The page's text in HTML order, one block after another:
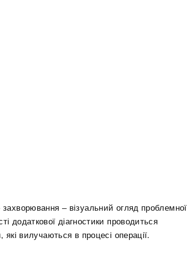
– візуальний огляд проблемної
додаткової діагностики проводиться
які вилучаються в процесі операції.